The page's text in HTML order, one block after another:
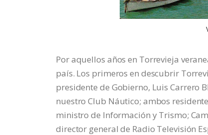
Por aquellos años en Torrevieja
país. Los primeros en descubrir
presidente de Gobierno, Luis Carrero
nuestro Club Náutico; ambos
ministro de Información y Trismo;
director general de Radio Televisión